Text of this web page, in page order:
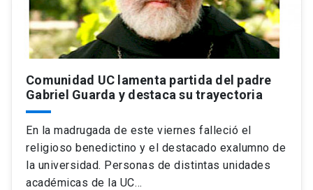
Comunidad UC lamenta partida del padre
Gabriel Guarda y destaca su trayectoria
En la madrugada de este viernes falleció el
religioso benedictino y el destacado exalumno de
la universidad. Personas de distintas unidades
académicas de la UC…